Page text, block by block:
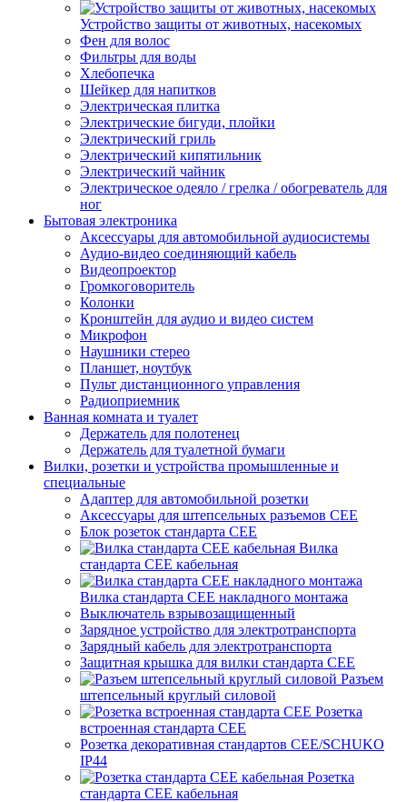
Устройство защиты от животных, насекомых
Фен для волос
Фильтры для воды
Хлебопечка
Шейкер для напитков
Электрическая плитка
Электрические бигуди, плойки
Электрический гриль
Электрический кипятильник
Электрический чайник
Электрическое одеяло / грелка / обогреватель для
ног
Бытовая электроника
Аксессуары для автомобильной аудиосистемы
Аудио-видео соединяющий кабель
Видеопроектор
Громкоговоритель
Колонки
Кронштейн для аудио и видео систем
Микрофон
Наушники стерео
Планшет, ноутбук
Пульт дистанционного управления
Радиоприемник
Ванная комната и туалет
Держатель для полотенец
Держатель для туалетной бумаги
Вилки, розетки и устройства промышленные и
специальные
Адаптер для автомобильной розетки
Аксессуары для штепсельных разъемов CEE
Блок розеток стандарта CEE
Вилка
стандарта CEE кабельная
Вилка стандарта CEE накладного монтажа
Выключатель взрывозащищенный
Зарядное устройство для электротранспорта
Зарядный кабель для электротранспорта
Защитная крышка для вилки стандарта CEE
Разъем
штепсельный круглый силовой
Розетка
встроенная стандарта CEE
Розетка декоративная стандартов CEE/SCHUKO
IP44
Розетка
стандарта СЕЕ кабельная